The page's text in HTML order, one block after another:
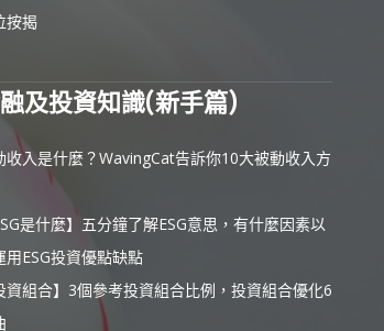
按揭
及投資知識(新手篇)
收入是什麼？WavingCat告訴你10大被動收入方
是什麼】五分鐘了解ESG意思，有什麼因素以
用ESG投資優點缺點
資組合】3個參考投資組合比例，投資組合優化6